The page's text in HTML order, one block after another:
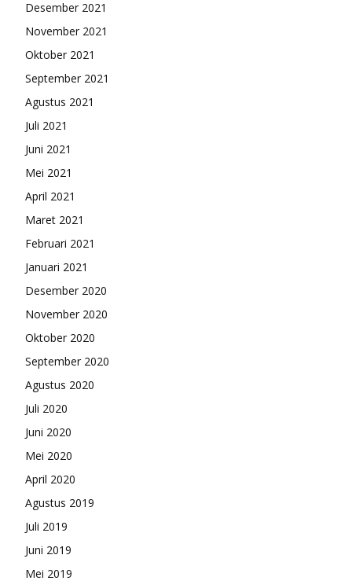
Desember 2021
November 2021
Oktober 2021
September 2021
Agustus 2021
Juli 2021
Juni 2021
Mei 2021
April 2021
Maret 2021
Februari 2021
Januari 2021
Desember 2020
November 2020
Oktober 2020
September 2020
Agustus 2020
Juli 2020
Juni 2020
Mei 2020
April 2020
Agustus 2019
Juli 2019
Juni 2019
Mei 2019